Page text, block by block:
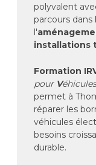
polyvalent
parcours dans
l'
installations
Formation
pour V
permet à
réparer les
véhicules
besoins
durable.